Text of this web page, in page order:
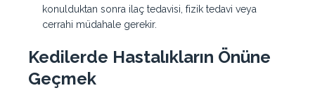
konulduktan sonra ilaç tedavisi, fizik tedavi veya
cerrahi müdahale gerekir.
Kedilerde Hastalıkların Önüne
Geçmek